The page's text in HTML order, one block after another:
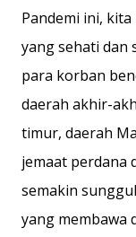
Pandemi ini,
yang sehati dan
para korban
daerah akhir-
timur, daerah
jemaat perdana
semakin
yang membawa